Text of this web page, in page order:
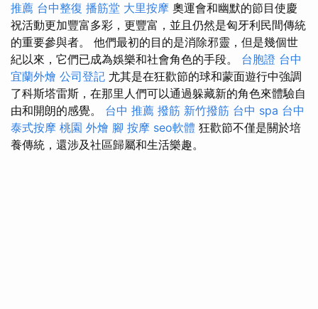
推薦 台中整復 播筋堂 大里按摩 奧運會和幽默的節目使慶
祝活動更加豐富多彩，更豐富，並且仍然是匈牙利民間傳統
的重要參與者。 他們最初的目的是消除邪靈，但是幾個世
紀以來，它們已成為娛樂和社會角色的手段。 台胞證 台中
宜蘭外燴 公司登記 尤其是在狂歡節的球和蒙面遊行中強調
了科斯塔雷斯，在那里人們可以通過躲藏新的角色來體驗自
由和開朗的感覺。 台中 推薦 撥筋 新竹撥筋 台中 spa 台中
泰式按摩 桃園 外燴 腳 按摩 seo軟體 狂歡節不僅是關於培
養傳統，還涉及社區歸屬和生活樂趣。